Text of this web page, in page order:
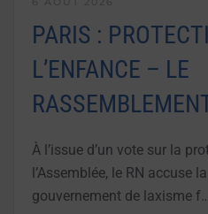
PARIS :
L’ENFANCE – LE
À l’issue d’un vote sur la
l’Assemblée, le RN accuse
gouvernement de laxisme f…